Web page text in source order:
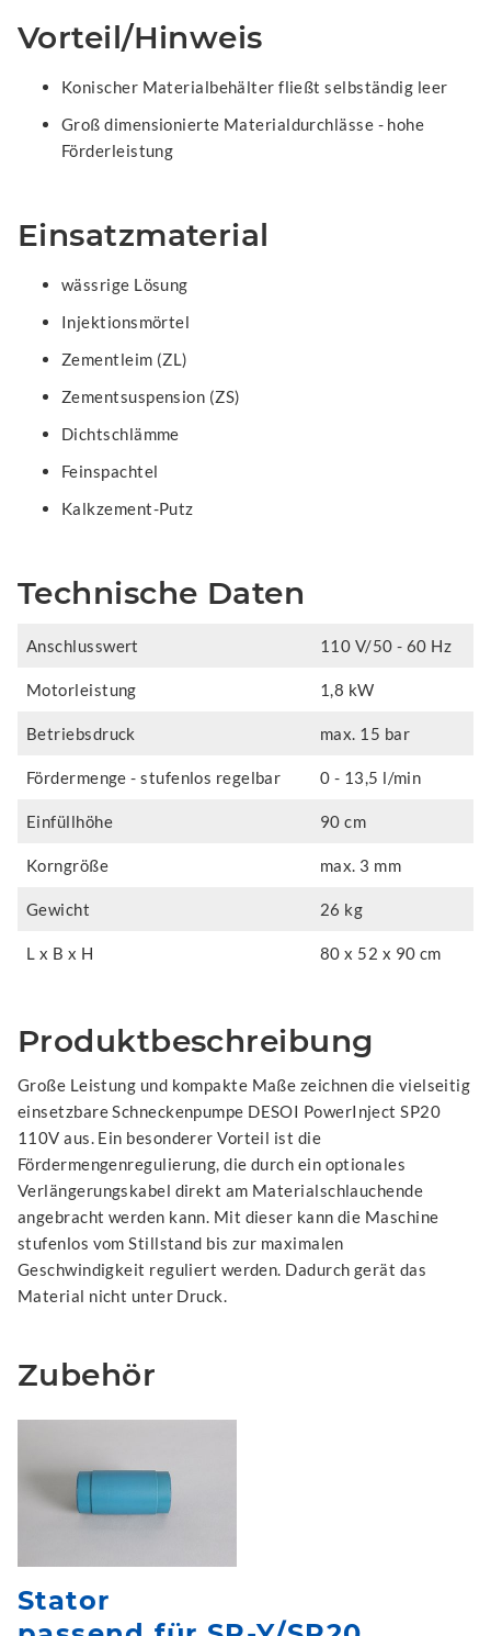
Vorteil/Hinweis
Konischer Materialbehälter fließt selbständig leer
Groß dimensionierte Materialdurchlässe - hohe
Förderleistung
Einsatzmaterial
wässrige Lösung
Injektionsmörtel
Zementleim (ZL)
Zementsuspension (ZS)
Dichtschlämme
Feinspachtel
Kalkzement-Putz
Technische Daten
Anschlusswert 110 V/50 - 60 Hz
Motorleistung 1,8 kW
Betriebsdruck max. 15 bar
Fördermenge - stufenlos regelbar 0 - 13,5 l/min
Einfüllhöhe 90 cm
Korngröße max. 3 mm
Gewicht 26 kg
L x B x H 80 x 52 x 90 cm
Produktbeschreibung
Große Leistung und kompakte Maße zeichnen die vielseitig
einsetzbare Schneckenpumpe DESOI PowerInject SP20
110V aus. Ein besonderer Vorteil ist die
Fördermengenregulierung, die durch ein optionales
Verlängerungskabel direkt am Materialschlauchende
angebracht werden kann. Mit dieser kann die Maschine
stufenlos vom Stillstand bis zur maximalen
Geschwindigkeit reguliert werden. Dadurch gerät das
Material nicht unter Druck.
Zubehör
Stator